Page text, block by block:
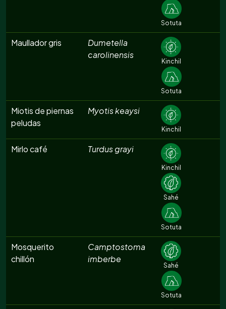
Sotuta
Maullador gris
Dumetella
carolinensis
Kinchil
Sotuta
Miotis de piernas
peludas
Myotis keaysi
Kinchil
Mirlo café Turdus grayi
Kinchil
Sahé
Sotuta
Mosquerito
chillón
Camptostoma
imberbe
Sahé
Sotuta